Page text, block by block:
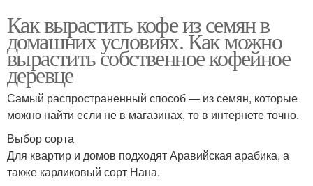
Как вырастить кофе из семян в
домашних условиях. Как можно
вырастить собственное кофейное
деревце
Самый распространенный способ — из семян, которые
можно найти если не в магазинах, то в интернете точно.
Выбор сорта
Для квартир и домов подходят Аравийская арабика, а
также карликовый сорт Нана.